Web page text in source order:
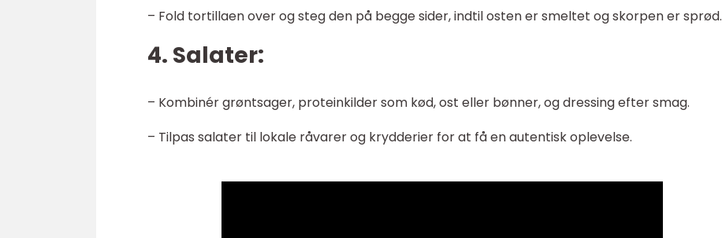
– Fold tortillaen over og steg den på begge sider, indtil osten er smeltet og skorpen er sprød.
4. Salater:
– Kombinér grøntsager, proteinkilder som kød, ost eller bønner, og dressing efter smag.
– Tilpas salater til lokale råvarer og krydderier for at få en autentisk oplevelse.